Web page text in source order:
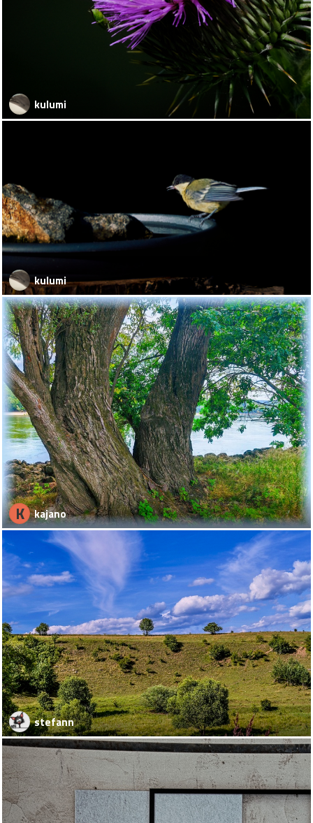
kulumi
kulumi
K kajano
stefann